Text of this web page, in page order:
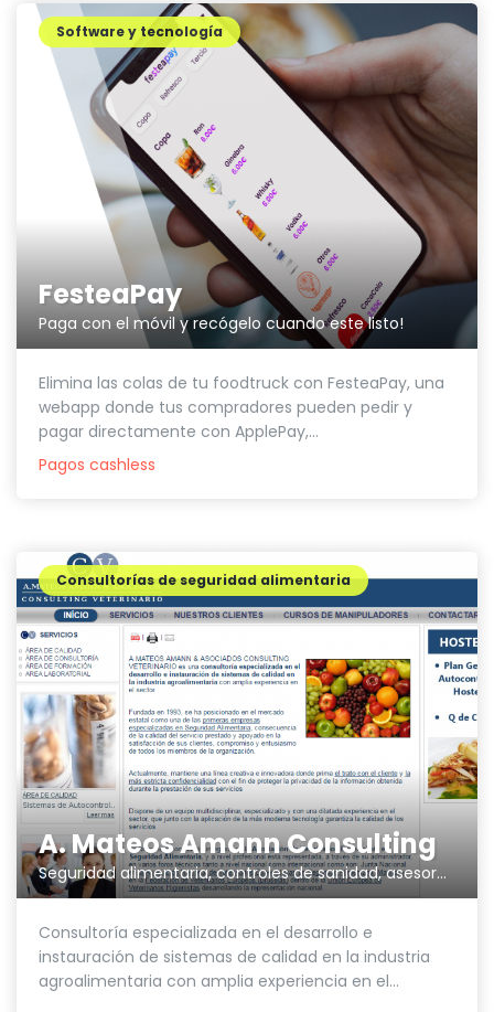
FesteaPay
Paga con el móvil y recógelo cuando este listo!
Software y tecnología
Elimina las colas de tu foodtruck con FesteaPay, una
webapp donde tus compradores pueden pedir y
pagar directamente con ApplePay,...
Pagos cashless
A. Mateos Amann Consulting
Seguridad alimentaria, controles de sanidad, asesoramiento
Consultorías de seguridad alimentaria
Consultoría especializada en el desarrollo e
instauración de sistemas de calidad en la industria
agroalimentaria con amplia experiencia en el...